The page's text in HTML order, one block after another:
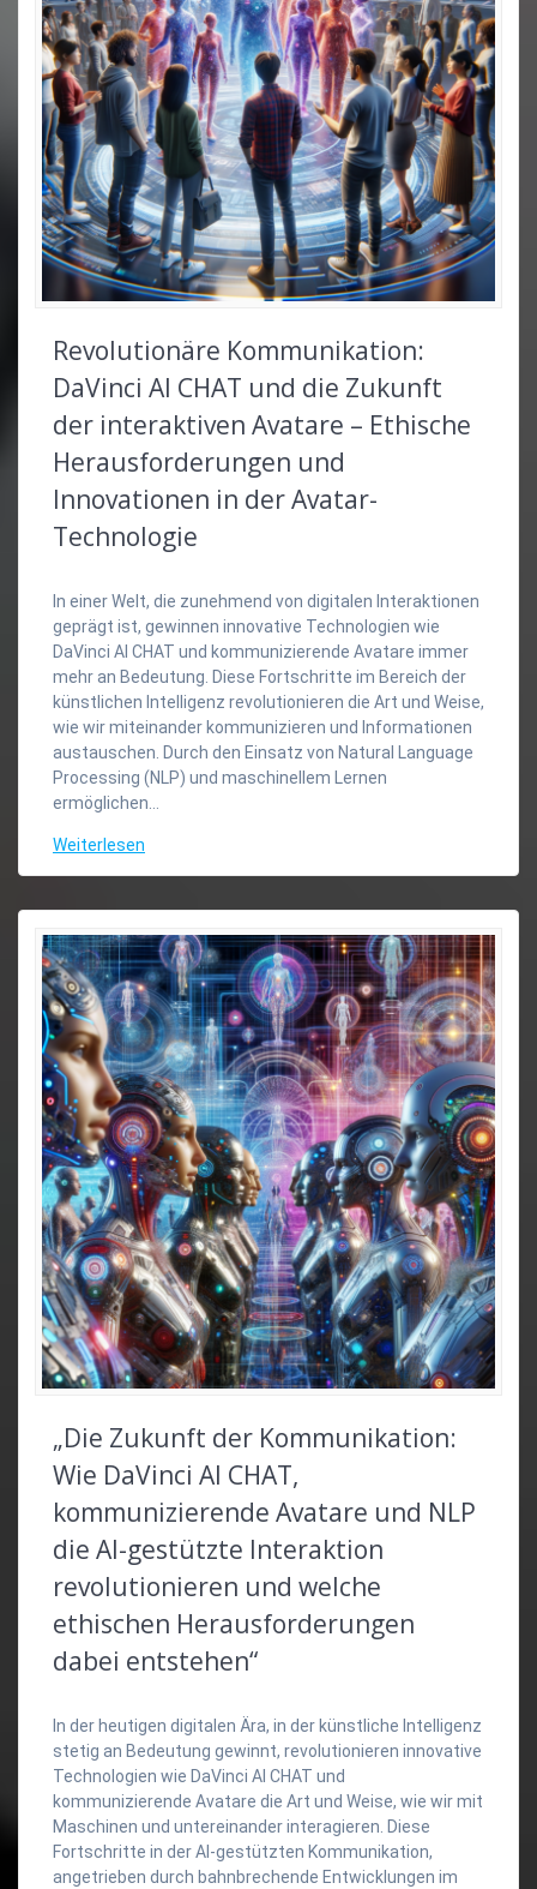
Revolutionäre Kommunikation:
DaVinci AI CHAT und die Zukunft
der interaktiven Avatare – Ethische
Herausforderungen und
Innovationen in der Avatar-
Technologie
In einer Welt, die zunehmend von digitalen Interaktionen
geprägt ist, gewinnen innovative Technologien wie
DaVinci AI CHAT und kommunizierende Avatare immer
mehr an Bedeutung. Diese Fortschritte im Bereich der
künstlichen Intelligenz revolutionieren die Art und Weise,
wie wir miteinander kommunizieren und Informationen
austauschen. Durch den Einsatz von Natural Language
Processing (NLP) und maschinellem Lernen
ermöglichen…
Weiterlesen
„Die Zukunft der Kommunikation:
Wie DaVinci AI CHAT,
kommunizierende Avatare und NLP
die AI-gestützte Interaktion
revolutionieren und welche
ethischen Herausforderungen
dabei entstehen“
In der heutigen digitalen Ära, in der künstliche Intelligenz
stetig an Bedeutung gewinnt, revolutionieren innovative
Technologien wie DaVinci AI CHAT und
kommunizierende Avatare die Art und Weise, wie wir mit
Maschinen und untereinander interagieren. Diese
Fortschritte in der AI-gestützten Kommunikation,
angetrieben durch bahnbrechende Entwicklungen im